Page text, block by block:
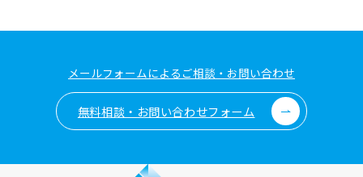
メールフォームによるご相談・お問い合わせ
無料相談・お問い合わせフォーム